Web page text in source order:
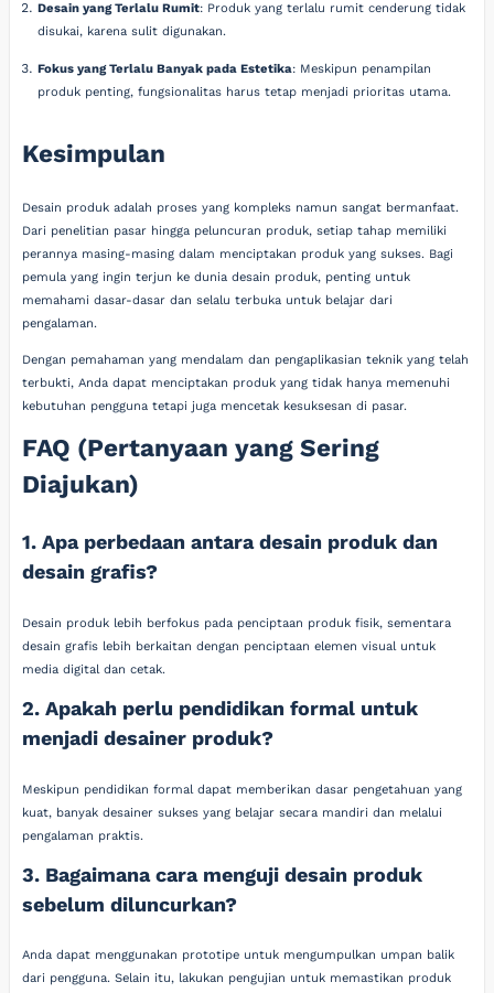
Desain yang Terlalu Rumit: Produk yang terlalu rumit cenderung tidak
disukai, karena sulit digunakan.
Fokus yang Terlalu Banyak pada Estetika: Meskipun penampilan
produk penting, fungsionalitas harus tetap menjadi prioritas utama.
Kesimpulan
Desain produk adalah proses yang kompleks namun sangat bermanfaat.
Dari penelitian pasar hingga peluncuran produk, setiap tahap memiliki
perannya masing-masing dalam menciptakan produk yang sukses. Bagi
pemula yang ingin terjun ke dunia desain produk, penting untuk
memahami dasar-dasar dan selalu terbuka untuk belajar dari
pengalaman.
Dengan pemahaman yang mendalam dan pengaplikasian teknik yang telah
terbukti, Anda dapat menciptakan produk yang tidak hanya memenuhi
kebutuhan pengguna tetapi juga mencetak kesuksesan di pasar.
FAQ (Pertanyaan yang Sering
Diajukan)
1. Apa perbedaan antara desain produk dan
desain grafis?
Desain produk lebih berfokus pada penciptaan produk fisik, sementara
desain grafis lebih berkaitan dengan penciptaan elemen visual untuk
media digital dan cetak.
2. Apakah perlu pendidikan formal untuk
menjadi desainer produk?
Meskipun pendidikan formal dapat memberikan dasar pengetahuan yang
kuat, banyak desainer sukses yang belajar secara mandiri dan melalui
pengalaman praktis.
3. Bagaimana cara menguji desain produk
sebelum diluncurkan?
Anda dapat menggunakan prototipe untuk mengumpulkan umpan balik
dari pengguna. Selain itu, lakukan pengujian untuk memastikan produk